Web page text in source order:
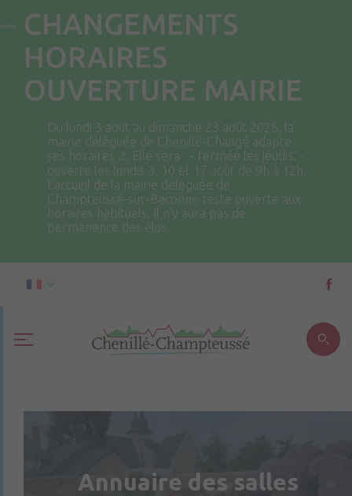
CHANGEMENTS
HORAIRES
OUVERTURE MAIRIE
Du lundi 3 août au dimanche 23 août 2026, la
mairie déléguée de Chenillé-Changé adapte
ses horaires ⚠ Elle sera : - fermée les jeudis. -
ouverte les lundis 3, 10 et 17 août de 9h à 12h.
L'accueil de la mairie déléguée de
Champteussé-sur-Baconne reste ouverte aux
horaires habituels. Il n'y aura pas de
permanence des élus
Annuaire des salles